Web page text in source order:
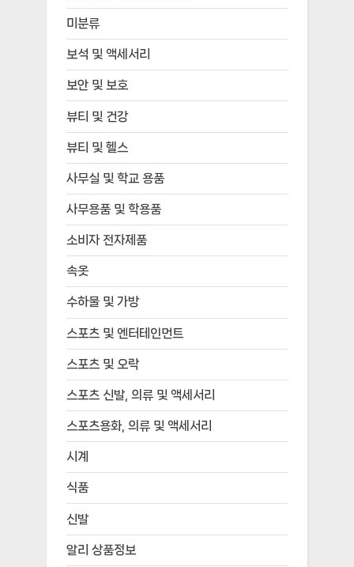
미분류
보석 및 액세서리
보안 및 보호
뷰티 및 건강
뷰티 및 헬스
사무실 및 학교 용품
사무용품 및 학용품
소비자 전자제품
속옷
수하물 및 가방
스포츠 및 엔터테인먼트
스포츠 및 오락
스포츠 신발, 의류 및 액세서리
스포츠용화, 의류 및 액세서리
시계
식품
신발
알리 상품정보